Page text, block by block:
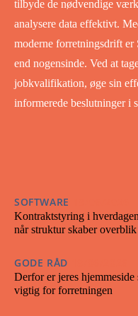
tilbyde de nødvendige
analysere data effektivt.
moderne forretningsdrift
end nogensinde. Ved at
jobkvalifikation, øge sin
informerede beslutninger i
SOFTWARE
Kontraktstyring i
når struktur skaber overblik
GODE RÅD
Derfor er jeres hjemmeside
vigtig for forretningen